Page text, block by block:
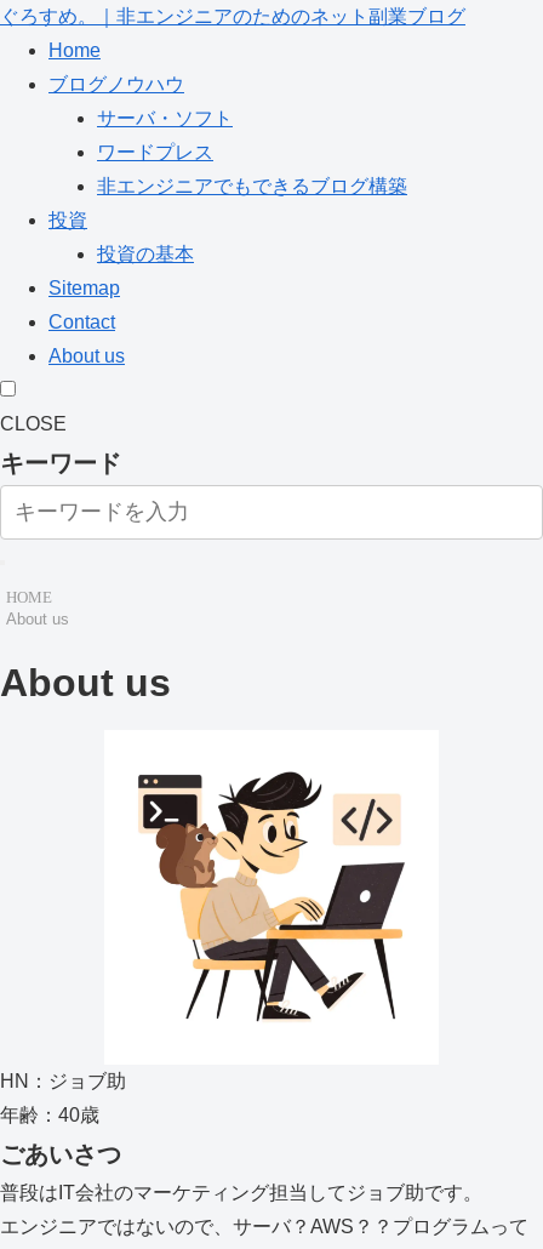
ぐろすめ。｜非エンジニアのためのネット副業ブログ
Home
ブログノウハウ
サーバ・ソフト
ワードプレス
非エンジニアでもできるブログ構築
投資
投資の基本
Sitemap
Contact
About us
CLOSE
キーワード
HOME
About us
About us
HN：ジョブ助
年齢：40歳
ごあいさつ
普段はIT会社のマーケティング担当してジョブ助です。
エンジニアではないので、サーバ？AWS？？プログラムって